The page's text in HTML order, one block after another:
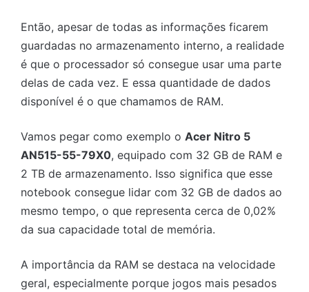
Então, apesar de todas as informações ficarem
guardadas no armazenamento interno, a realidade
é que o processador só consegue usar uma parte
delas de cada vez. E essa quantidade de dados
disponível é o que chamamos de RAM.
Vamos pegar como exemplo o Acer Nitro 5
AN515-55-79X0, equipado com 32 GB de RAM e
2 TB de armazenamento. Isso significa que esse
notebook consegue lidar com 32 GB de dados ao
mesmo tempo, o que representa cerca de 0,02%
da sua capacidade total de memória.
A importância da RAM se destaca na velocidade
geral, especialmente porque jogos mais pesados